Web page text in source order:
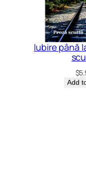
Iubire până
$
Add